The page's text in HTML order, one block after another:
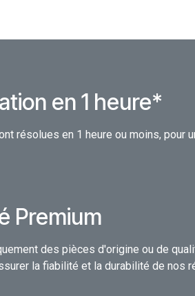
en 1 heure*
résolues en 1 heure ou moins, pour
Premium
des pièces d'origine ou de
la fiabilité et la durabilité de nos